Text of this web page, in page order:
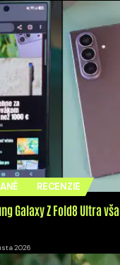
RECENZIE
Galaxy Z Fold8 Ultra
2026